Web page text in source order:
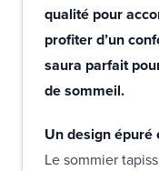
qualité pour
profiter d’un
saura parfait
de sommeil.
Un design épuré
Le sommier